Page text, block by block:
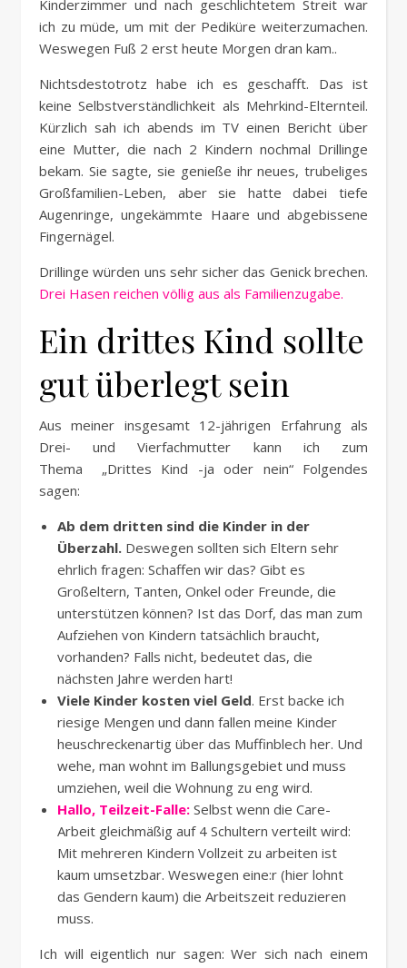
Kinderzimmer und nach geschlichtetem Streit war
ich zu müde, um mit der Pediküre weiterzumachen.
Weswegen Fuß 2 erst heute Morgen dran kam..
Nichtsdestotrotz habe ich es geschafft. Das ist
keine Selbstverständlichkeit als Mehrkind-Elternteil.
Kürzlich sah ich abends im TV einen Bericht über
eine Mutter, die nach 2 Kindern nochmal Drillinge
bekam. Sie sagte, sie genieße ihr neues, trubeliges
Großfamilien-Leben, aber sie hatte dabei tiefe
Augenringe, ungekämmte Haare und abgebissene
Fingernägel.
Drillinge würden uns sehr sicher das Genick brechen.
Drei Hasen reichen völlig aus als Familienzugabe.
Ein drittes Kind sollte
gut überlegt sein
Aus meiner insgesamt 12-jährigen Erfahrung als
Drei- und Vierfachmutter kann ich zum
Thema „Drittes Kind -ja oder nein“ Folgendes
sagen:
Ab dem dritten sind die Kinder in der
Überzahl. Deswegen sollten sich Eltern sehr
ehrlich fragen: Schaffen wir das? Gibt es
Großeltern, Tanten, Onkel oder Freunde, die
unterstützen können? Ist das Dorf, das man zum
Aufziehen von Kindern tatsächlich braucht,
vorhanden? Falls nicht, bedeutet das, die
nächsten Jahre werden hart!
Viele Kinder kosten viel Geld. Erst backe ich
riesige Mengen und dann fallen meine Kinder
heuschreckenartig über das Muffinblech her. Und
wehe, man wohnt im Ballungsgebiet und muss
umziehen, weil die Wohnung zu eng wird.
Hallo, Teilzeit-Falle: Selbst wenn die Care-
Arbeit gleichmäßig auf 4 Schultern verteilt wird:
Mit mehreren Kindern Vollzeit zu arbeiten ist
kaum umsetzbar. Weswegen eine:r (hier lohnt
das Gendern kaum) die Arbeitszeit reduzieren
muss.
Ich will eigentlich nur sagen: Wer sich nach einem